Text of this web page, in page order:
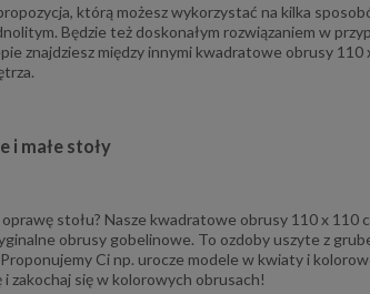
którą możesz wykorzystać na kilka
Będzie też doskonałym rozwiązaniem w
znajdziesz między innymi kwadratowe obrusy
i małe stoły
stołu? Nasze kwadratowe obrusy 110 x 110
obrusy gobelinowe. To ozdoby uszyte z
Ci np. urocze modele w kwiaty i
zakochaj się w kolorowych obrusach!